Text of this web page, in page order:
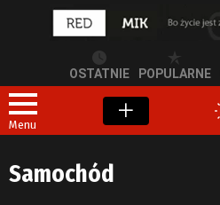
OSTATNIE POPULARNE
Menu
Samochód